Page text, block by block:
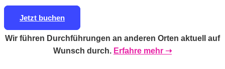
Jetzt buchen
Wir führen Durchführungen an anderen Orten aktuell auf
Wunsch durch. Erfahre mehr ➝